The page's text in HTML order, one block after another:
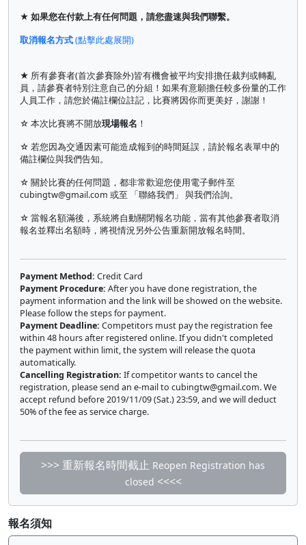
★ 如果您在付款上有任何問題，請您盡速與我們聯繫。
取消報名方式(點擊此處展開)
★ 所有參賽者(首次參賽除外)皆有機會被平均安排擔任裁判或轉亂
員，請參賽者特別注意自己的分組！如果有意願擔任較多份量的工作
人員工作，請您於備註欄位註記，比賽將因你而更美好，謝謝！
☆ 本次比賽將不開放現場報名 ！
☆ 若您因為交通因素可能造成報到的時間延誤，請於報名表單中的
備註欄位與我們告知。
☆ 關於比賽的任何問題，都非常歡迎您使用電子郵件至
cubingtw@gmail.com 或至 「聯絡我們」 與我們洽詢。
☆ 當報名額滿後，系統將自動關閉報名功能，當有其他參賽者取消
報名並釋出名額時，將視情況另外公告重新開放報名時間。
Payment Method: Credit Card
Payment Procedure: After you have done registration, the
payment information and the link will be showed on the website.
Please follow the steps for payment.
Payment Deadline: Competitors must pay the registration fee
within 48 hours after registered online. If you didn't completed
the payment within limit, the system will release the quota
automatically.
Cancelling Registration: If competitor wants to cancel the
registration, please send an e-mail to cubingtw@gmail.com. We
accept refund before 2019/11/09 (Sat.) 23:59, and we will deduct
50% of the fee as service charge.
>>> 重新報名時間截止 Reopen Registration has
closed <<<<
報名須知